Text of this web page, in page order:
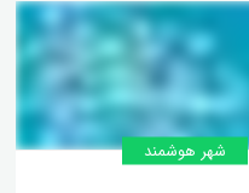
شهر هوشمند